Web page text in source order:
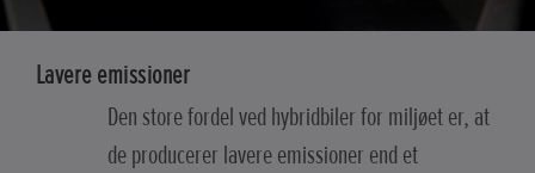
Lavere emissioner
Den store fordel ved hybridbiler for miljøet er, at
de producerer lavere emissioner end et